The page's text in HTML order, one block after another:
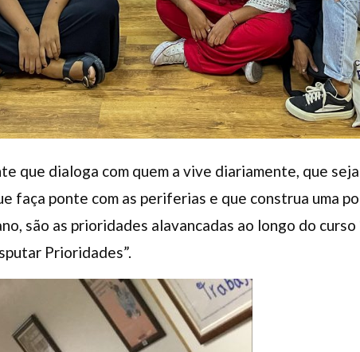
que dialoga com quem a vive diariamente, que
faça ponte com as periferias e que construa uma
são as prioridades alavancadas ao longo do
Prioridades”.